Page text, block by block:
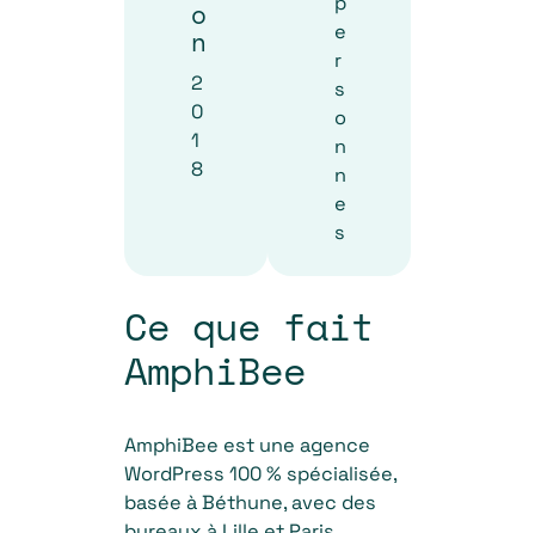
o
n
2
0
1
8
e
r
s
o
n
n
e
s
Ce que fait
AmphiBee
AmphiBee est une agence
WordPress 100 % spécialisée,
basée à Béthune, avec des